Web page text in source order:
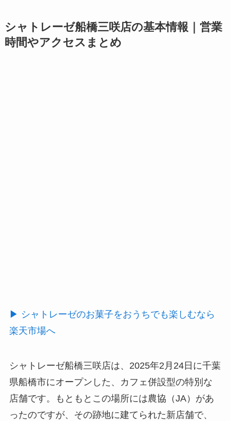
シャトレーゼ船橋三咲店の基本情報｜営業
時間やアクセスまとめ
▶ シャトレーゼのお菓子をおうちでも楽しむなら
楽天市場へ
シャトレーゼ船橋三咲店は、2025年2月24日に千葉
県船橋市にオープンした、カフェ併設型の特別な
店舗です。もともとこの場所には農協（JA）があ
ったのですが、その跡地に建てられた新店舗で、